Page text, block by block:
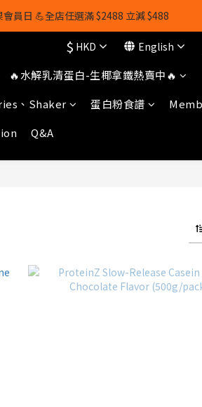
會員日 💪全店任選滿 $2488 立減 $488
會員日 💪全店任選滿 $2488 立減 $488
下單即贈 蛋白威化餅×1-隨機口味
與活動折扣疊加。[新會員優惠]新會員註
員日 💪全店任選滿 $2488 立減 $488
$ HKD English
🔥水解乳清蛋白-生椰拿鐵熱賣中🔥
、Shaker 蛋白粉食譜
Q&A